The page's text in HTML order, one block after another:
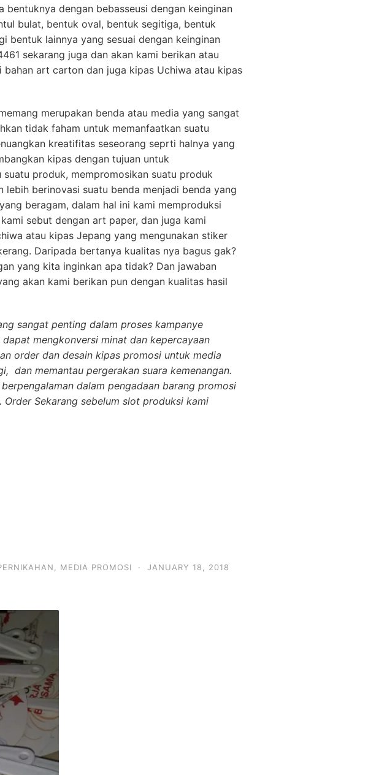
dengan bebasseusi dengan keinginan
bulat, bentuk oval, bentuk segitiga, bentuk
bentuk lainnya yang sesuai dengan keinginan
sekarang juga dan akan kami berikan atau
art carton dan juga kipas Uchiwa atau kipas
merupakan benda atau media yang sangat
tidak faham untuk memanfaatkan suatu
kreatifitas seseorang seprti halnya yang
kipas dengan tujuan untuk
produk, mempromosikan suatu produk
berinovasi suatu benda menjadi benda yang
beragam, dalam hal ini kami memproduksi
sebut dengan art paper, dan juga kami
atau kipas Jepang yang mengunakan stiker
Daripada bertanya kualitas nya bagus gak?
yang kita inginkan apa tidak? Dan jawaban
akan kami berikan pun dengan kualitas hasil
sangat penting dalam proses kampanye
mengkonversi minat dan kepercayaan
order dan desain kipas promosi untuk media
dan memantau pergerakan suara kemenangan.
dalam pengadaan barang promosi
Sekarang sebelum slot produksi kami
MEDIA PROMOSI · JANUARY 18, 2018